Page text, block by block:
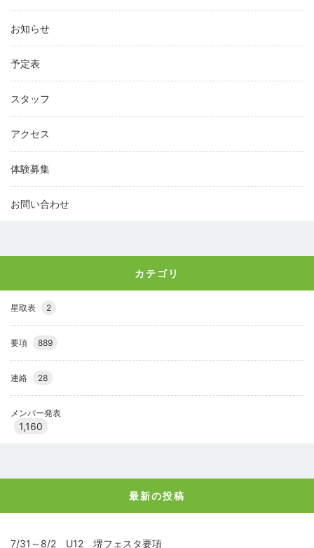
お知らせ
予定表
スタッフ
アクセス
体験募集
お問い合わせ
カテゴリ
星取表 2
要項 889
連絡 28
メンバー発表
1,160
最新の投稿
7/31～8/2 U12 堺フェスタ要項